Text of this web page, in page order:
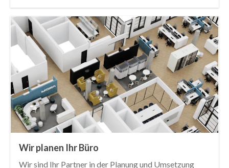
Wir planen Ihr Büro
Wir sind Ihr Partner in der Planung und Umsetzung